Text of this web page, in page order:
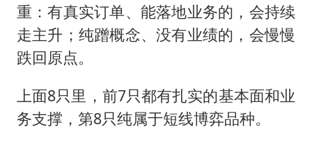
重：有真实订单、能落地业务的，会持续
走主升；纯蹭概念、没有业绩的，会慢慢
跌回原点。
上面8只里，前7只都有扎实的基本面和业
务支撑，第8只纯属于短线博弈品种。